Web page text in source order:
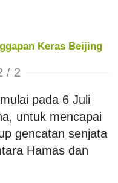
Keras Beijing
/ 2
pada 6 Juli
untuk mencapai
gencatan senjata
Hamas dan